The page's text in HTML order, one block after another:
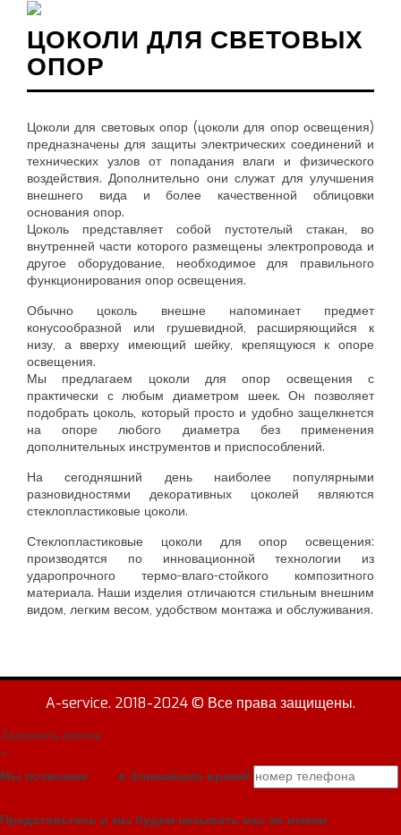
ЦОКОЛИ ДЛЯ СВЕТОВЫХ
ОПОР
Цоколи для световых опор (цоколи для опор освещения)
предназначены для защиты электрических соединений и
технических узлов от попадания влаги и физического
воздействия. Дополнительно они служат для улучшения
внешнего вида и более качественной облицовки
основания опор.
Цоколь представляет собой пустотелый стакан, во
внутренней части которого размещены электропровода и
другое оборудование, необходимое для правильного
функционирования опор освещения.
Обычно цоколь внешне напоминает предмет
конусообразной или грушевидной, расширяющийся к
низу, а вверху имеющий шейку, крепящуюся к опоре
освещения.
Мы предлагаем цоколи для опор освещения с
практически с любым диаметром шеек. Он позволяет
подобрать цоколь, который просто и удобно защелкнется
на опоре любого диаметра без применения
дополнительных инструментов и приспособлений.
На сегодняшний день наиболее популярными
разновидностями декоративных цоколей являются
стеклопластиковые цоколи.
Стеклопластиковые цоколи для опор освещения:
производятся по инновационной технологии из
ударопрочного термо-влаго-стойкого композитного
материала. Наши изделия отличаются стильным внешним
видом, легким весом, удобством монтажа и обслуживания.
A-service. 2018-2024 © Все права защищены.
Заказать звонок
+
Мы позвоним
в ближайшее время!
Представьтесь и мы будем называть вас по имени.